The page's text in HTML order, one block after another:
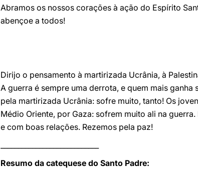
Abramos os nossos corações à ação do Espírito
abençoe a todos!
Dirijo o pensamento à martirizada Ucrânia, à
A guerra é sempre uma derrota, e quem mais
pela martirizada Ucrânia: sofre muito, tanto! Os
Médio Oriente, por Gaza: sofrem muito ali na
e com boas relações. Rezemos pela paz!
Resumo da catequese do Santo Padre: